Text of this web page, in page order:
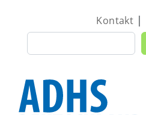
Suche
Kontakt|